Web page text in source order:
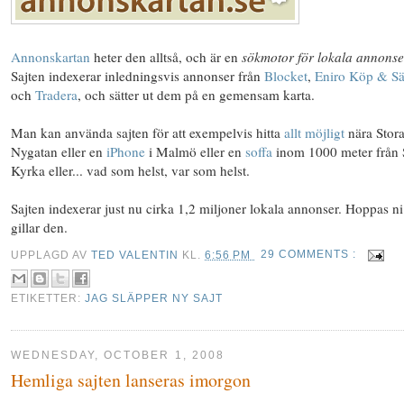
Annonskartan heter den alltså, och är en sökmotor för lokala
Sajten indexerar inledningsvis annonser från Blocket, Eniro Köp &
och Tradera, och sätter ut dem på en gemensam karta.
Man kan använda sajten för att exempelvis hitta allt möjligt nära Stora
Nygatan eller en iPhone i Malmö eller en soffa inom 1000 meter från
Kyrka eller... vad som helst, var som helst.
Sajten indexerar just nu cirka 1,2 miljoner lokala annonser. Hoppas ni
gillar den.
UPPLAGD AVTED VALENTIN KL.6:56 PM 29 COMMENTS :
ETIKETTER:JAG SLÄPPER NY SAJT
WEDNESDAY, OCTOBER 1, 2008
Hemliga sajten lanseras imorgon